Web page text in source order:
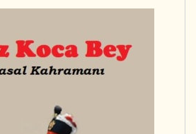
ИЗ КОНТРОЛЬНО-